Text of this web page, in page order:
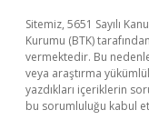
Sitemiz, 5651 Sayılı
Kurumu (BTK)
vermektedir. Bu
veya araştırma
yazdıkları içeriklerin
bu sorumluluğu kabul